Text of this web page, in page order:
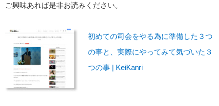
ご興味あれば是非お読みください。
初めての司会をやる為に準備した３つ
の事と、実際にやってみて気づいた３
つの事 | KeiKanri